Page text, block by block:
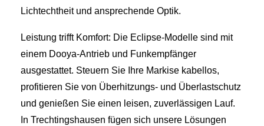
Lichtechtheit und ansprechende Optik.
Leistung trifft Komfort: Die Eclipse-Modelle sind mit
einem Dooya-Antrieb und Funkempfänger
ausgestattet. Steuern Sie Ihre Markise kabellos,
profitieren Sie von Überhitzungs- und Überlastschutz
und genießen Sie einen leisen, zuverlässigen Lauf.
In Trechtingshausen fügen sich unsere Lösungen